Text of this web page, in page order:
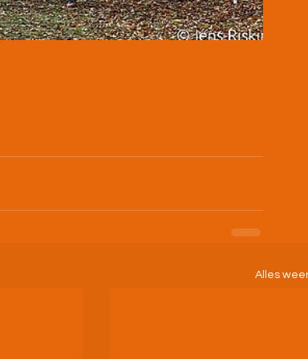
Alles